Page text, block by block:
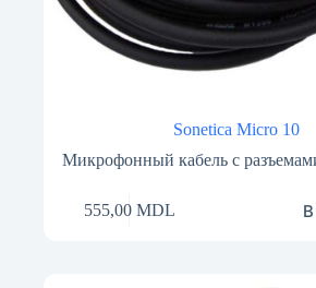
Sonetica Micro 10
Микрофонный кабель с
555,00 MDL